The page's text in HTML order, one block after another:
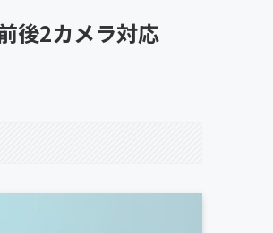
後2カメラ対応